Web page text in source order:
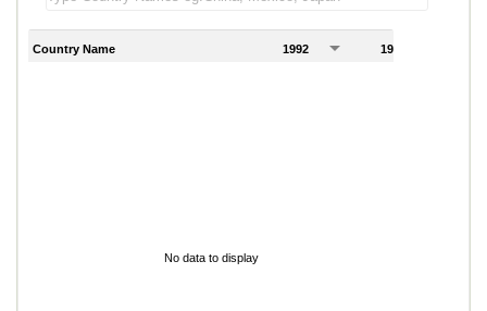
Country Name 1992 1993
No data to display